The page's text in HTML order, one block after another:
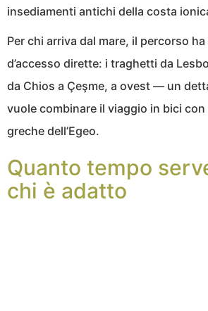
insediamenti antichi della costa
Per chi arriva dal mare, il percorso
d’accesso dirette: i traghetti da
da Chios a Çeşme, a ovest — un
vuole combinare il viaggio in bici
greche dell’Egeo.
Quanto tempo
chi è adatto